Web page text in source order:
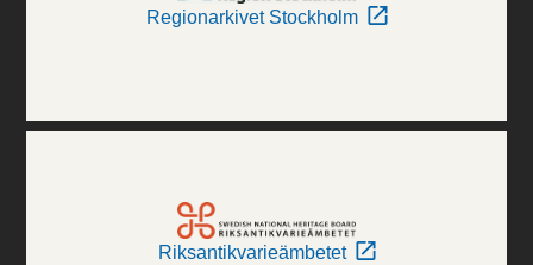
Regionarkivet Stockholm
Riksantikvarieämbetet